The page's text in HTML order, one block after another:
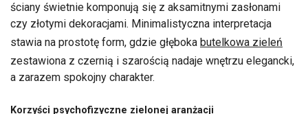
ściany świetnie komponują się z aksamitnymi zasłonami
czy złotymi dekoracjami. Minimalistyczna interpretacja
stawia na prostotę form, gdzie głęboka butelkowa zieleń
zestawiona z czernią i szarością nadaje wnętrzu elegancki,
a zarazem spokojny charakter.
Korzyści psychofizyczne zielonej aranżacji